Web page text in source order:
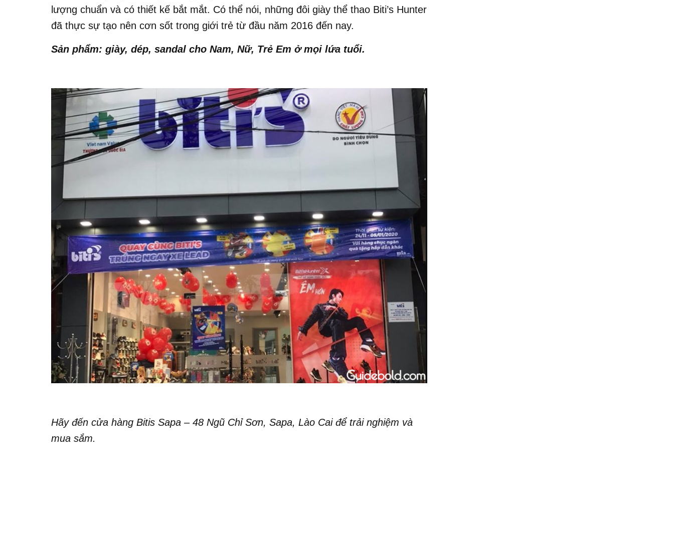
lượng chuẩn và có thiết kế bắt mắt. Có thể nói, những đôi giày thể thao Biti’s Hunter
đã thực sự tạo nên cơn sốt trong giới trẻ từ đầu năm 2016 đến nay.
Sản phẩm: giày, dép, sandal cho Nam, Nữ, Trẻ Em ở mọi lứa tuổi.
Hãy đến cửa hàng Bitis Sapa – 48 Ngũ Chỉ Sơn, Sapa, Lào Cai để trải nghiệm và
mua sắm.